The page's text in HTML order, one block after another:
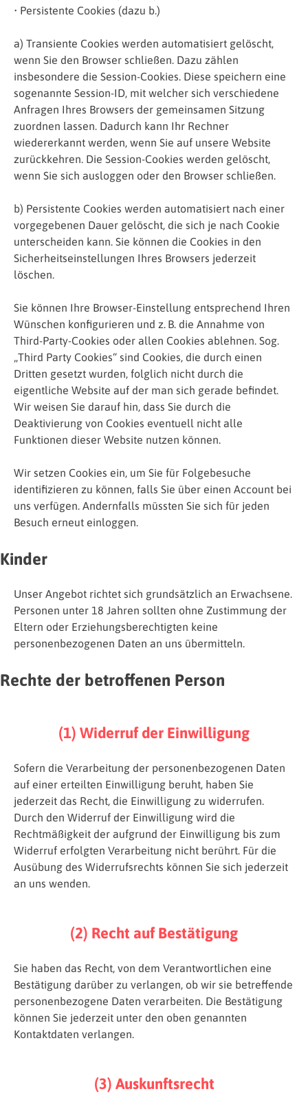
• Persistente Cookies (dazu b.)
a) Transiente Cookies werden automatisiert gelöscht,
wenn Sie den Browser schließen. Dazu zählen
insbesondere die Session-Cookies. Diese speichern eine
sogenannte Session-ID, mit welcher sich verschiedene
Anfragen Ihres Browsers der gemeinsamen Sitzung
zuordnen lassen. Dadurch kann Ihr Rechner
wiedererkannt werden, wenn Sie auf unsere Website
zurückkehren. Die Session-Cookies werden gelöscht,
wenn Sie sich ausloggen oder den Browser schließen.
b) Persistente Cookies werden automatisiert nach einer
vorgegebenen Dauer gelöscht, die sich je nach Cookie
unterscheiden kann. Sie können die Cookies in den
Sicherheitseinstellungen Ihres Browsers jederzeit
löschen.
Sie können Ihre Browser-Einstellung entsprechend Ihren
Wünschen konfigurieren und z. B. die Annahme von
Third-Party-Cookies oder allen Cookies ablehnen. Sog.
„Third Party Cookies“ sind Cookies, die durch einen
Dritten gesetzt wurden, folglich nicht durch die
eigentliche Website auf der man sich gerade befindet.
Wir weisen Sie darauf hin, dass Sie durch die
Deaktivierung von Cookies eventuell nicht alle
Funktionen dieser Website nutzen können.
Wir setzen Cookies ein, um Sie für Folgebesuche
identifizieren zu können, falls Sie über einen Account bei
uns verfügen. Andernfalls müssten Sie sich für jeden
Besuch erneut einloggen.
Kinder
Unser Angebot richtet sich grundsätzlich an Erwachsene.
Personen unter 18 Jahren sollten ohne Zustimmung der
Eltern oder Erziehungsberechtigten keine
personenbezogenen Daten an uns übermitteln.
Rechte der betroffenen Person
(1) Widerruf der Einwilligung
Sofern die Verarbeitung der personenbezogenen Daten
auf einer erteilten Einwilligung beruht, haben Sie
jederzeit das Recht, die Einwilligung zu widerrufen.
Durch den Widerruf der Einwilligung wird die
Rechtmäßigkeit der aufgrund der Einwilligung bis zum
Widerruf erfolgten Verarbeitung nicht berührt. Für die
Ausübung des Widerrufsrechts können Sie sich jederzeit
an uns wenden.
(2) Recht auf Bestätigung
Sie haben das Recht, von dem Verantwortlichen eine
Bestätigung darüber zu verlangen, ob wir sie betreffende
personenbezogene Daten verarbeiten. Die Bestätigung
können Sie jederzeit unter den oben genannten
Kontaktdaten verlangen.
(3) Auskunftsrecht